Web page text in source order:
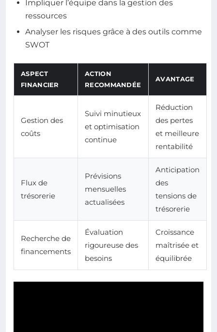
Impliquer l’équipe dans la gestion des
ressources
Analyser les risques grâce à des outils comme
SWOT
ASPECT
FINANCIER
ACTION
RECOMMANDÉE
AVANTAGE
Gestion des
coûts
Suivi minutieux
et optimisation
continue
Réduction
des pertes
et meilleure
rentabilité
Flux de
trésorerie
Prévisions
mensuelles
actualisées
Anticipation
des
tensions de
trésorerie
Recherche de
financements
Évaluation
rigoureuse des
besoins
Croissance
maîtrisée et
équilibrée